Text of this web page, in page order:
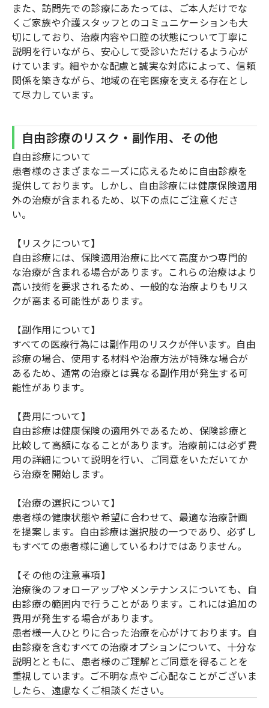
また、訪問先での診療にあたっては、ご本人だけでな
くご家族や介護スタッフとのコミュニケーションも大
切にしており、治療内容や口腔の状態について丁寧に
説明を行いながら、安心して受診いただけるよう心が
けています。細やかな配慮と誠実な対応によって、信頼
関係を築きながら、地域の在宅医療を支える存在とし
て尽力しています。
自由診療のリスク・副作用、その他
自由診療について
患者様のさまざまなニーズに応えるために自由診療を
提供しております。しかし、自由診療には健康保険適用
外の治療が含まれるため、以下の点にご注意くださ
い。
【リスクについて】
自由診療には、保険適用治療に比べて高度かつ専門的
な治療が含まれる場合があります。これらの治療はより
高い技術を要求されるため、一般的な治療よりもリス
クが高まる可能性があります。
【副作用について】
すべての医療行為には副作用のリスクが伴います。自由
診療の場合、使用する材料や治療方法が特殊な場合が
あるため、通常の治療とは異なる副作用が発生する可
能性があります。
【費用について】
自由診療は健康保険の適用外であるため、保険診療と
比較して高額になることがあります。治療前には必ず費
用の詳細について説明を行い、ご同意をいただいてか
ら治療を開始します。
【治療の選択について】
患者様の健康状態や希望に合わせて、最適な治療計画
を提案します。自由診療は選択肢の一つであり、必ずし
もすべての患者様に適しているわけではありません。
【その他の注意事項】
治療後のフォローアップやメンテナンスについても、自
由診療の範囲内で行うことがあります。これには追加の
費用が発生する場合があります。
患者様一人ひとりに合った治療を心がけております。自
由診療を含むすべての治療オプションについて、十分な
説明とともに、患者様のご理解とご同意を得ることを
重視しています。ご不明な点やご心配なことがございま
したら、遠慮なくご相談ください。